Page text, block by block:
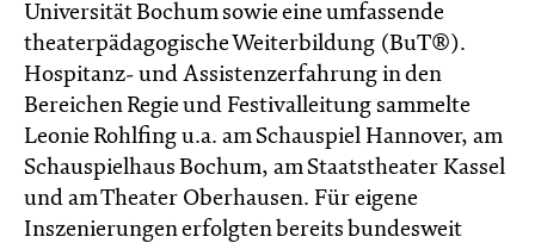
Universität Bochum sowie eine umfassende
theaterpädagogische Weiterbildung (BuT®).
Hospitanz- und Assistenzerfahrung in den
Bereichen Regie und Festivalleitung sammelte
Leonie Rohlfing u.a. am Schauspiel Hannover, am
Schauspielhaus Bochum, am Staatstheater Kassel
und am Theater Oberhausen. Für eigene
Inszenierungen erfolgten bereits bundesweit